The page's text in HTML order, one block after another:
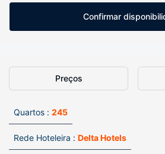
Confirmar
Preços
Quartos : 245
Rede Hoteleira : Delta Hotels